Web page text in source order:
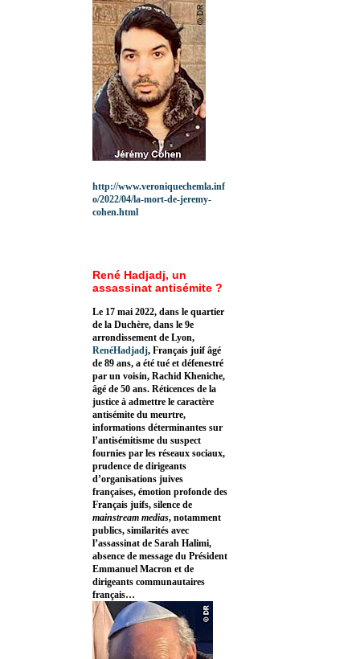
http://www.veroniquechemla.inf
o/2022/04/la-mort-de-jeremy-
cohen.html
René Hadjadj, un
assassinat antisémite ?
Le 17 mai 2022, dans le quartier
de la Duchère, dans le 9e
arrondissement de Lyon,
RenéHadjadj, Français juif âgé
de 89 ans, a été tué et défenestré
par un voisin, Rachid Kheniche,
âgé de 50 ans. Réticences de la
justice à admettre le caractère
antisémite du meurtre,
informations déterminantes sur
l’antisémitisme du suspect
fournies par les réseaux sociaux,
prudence de dirigeants
d’organisations juives
françaises, émotion profonde des
Français juifs, silence de
mainstream medias, notamment
publics, similarités avec
l’assassinat de Sarah Halimi,
absence de message du Président
Emmanuel Macron et de
dirigeants communautaires
français…